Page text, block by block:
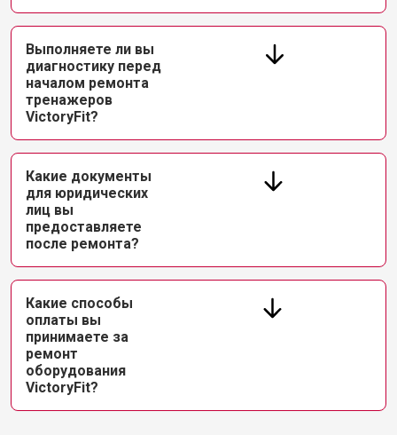
Выполняете ли вы
диагностику перед
началом ремонта
тренажеров
VictoryFit?
Какие документы
для юридических
лиц вы
предоставляете
после ремонта?
Какие способы
оплаты вы
принимаете за
ремонт
оборудования
VictoryFit?